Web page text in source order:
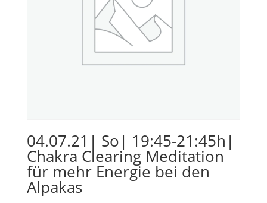
04.07.21| So| 19:45-21:45h|
Chakra Clearing Meditation
für mehr Energie bei den
Alpakas